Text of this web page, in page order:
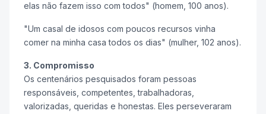
elas não fazem isso com todos" (homem, 100 anos).
"Um casal de idosos com poucos recursos vinha
comer na minha casa todos os dias" (mulher, 102 anos).
3. Compromisso
Os centenários pesquisados foram pessoas
responsáveis, competentes, trabalhadoras,
valorizadas, queridas e honestas. Eles perseveraram